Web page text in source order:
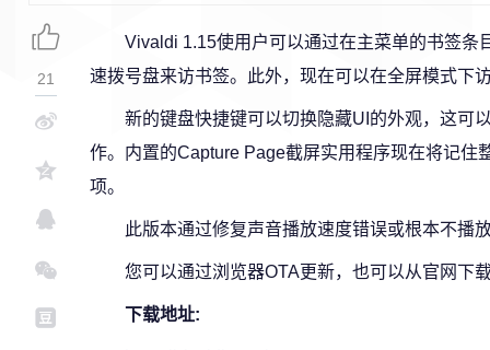
Vivaldi 1.15使用户可以通过在主菜单的书签条
速拨号盘来访书签。此外，现在可以在全屏模式下
新的键盘快捷键可以切换隐藏UI的外观，这可
作。内置的Capture Page截屏实用程序现在将记住
项。
此版本通过修复声音播放速度错误或根本不播
您可以通过浏览器OTA更新，也可以从官网下
下载地址:
21